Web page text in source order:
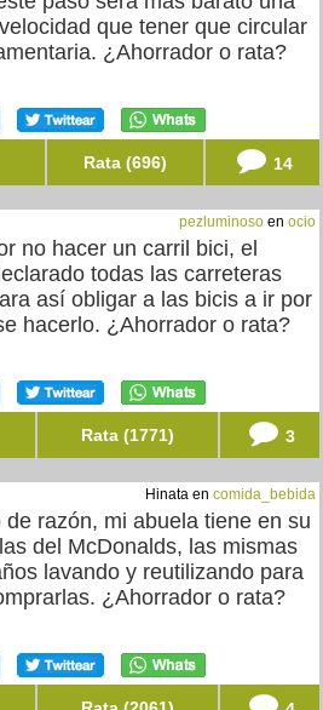
que tener que circular
¿Ahorrador o rata?
Rata (696) 14
pezluminoso en ocio
no hacer un carril bici, el
todas las carreteras
así obligar a las bicis a ir por
hacerlo. ¿Ahorrador o rata?
Rata (1771) 3
Hinata en comida_bebida
razón, mi abuela tiene en su
del McDonalds, las mismas
lavando y reutilizando para
¿Ahorrador o rata?